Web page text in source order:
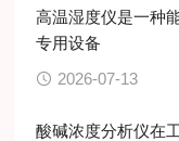
高温湿度仪是一种
专用设备
2026-07-13
酸碱浓度分析仪在